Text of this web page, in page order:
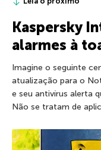
Kaspersky
alarmes à
Imagine o seguinte
atualização para o
e seu antivírus alerta
Não se tratam de